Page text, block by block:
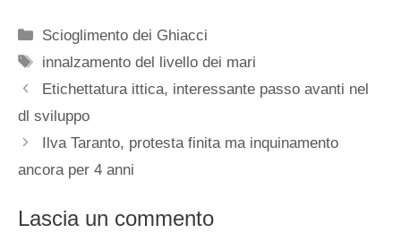
Categorie
Scioglimento dei Ghiacci
Tag
innalzamento del livello dei mari
Etichettatura ittica, interessante passo avanti nel
dl sviluppo
Ilva Taranto, protesta finita ma inquinamento
ancora per 4 anni
Lascia un commento